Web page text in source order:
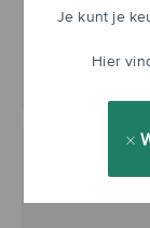
Je kunt je
Hier